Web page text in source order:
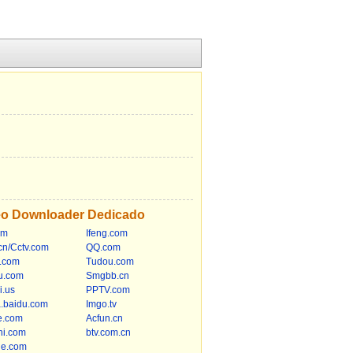
Downloader Dedicado
Ifeng.com
Cctv.com
QQ.com
Tudou.com
Smgbb.cn
PPTV.com
Imgo.tv
Acfun.cn
btv.com.cn